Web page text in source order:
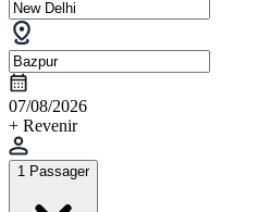
07/08/2026
+ Revenir
1 Passager